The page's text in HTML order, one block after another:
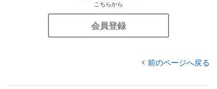
こちらから
会員登録
前のページへ戻る